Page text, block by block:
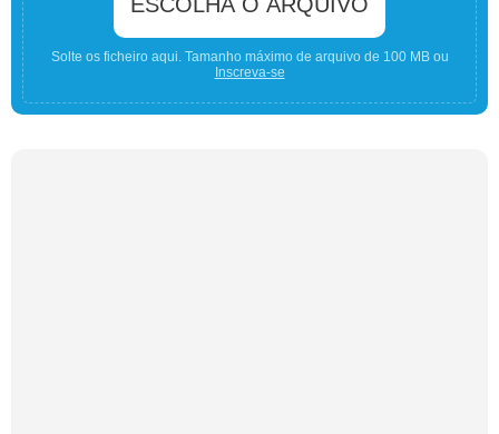
Solte os ficheiro aqui. Tamanho máximo de arquivo de 100 MB ou
Inscreva-se